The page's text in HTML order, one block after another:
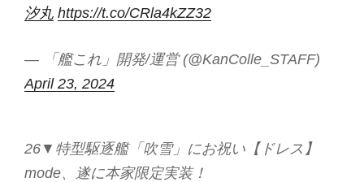
汐丸 https://t.co/CRla4kZZ32
— 「艦これ」開発/運営 (@KanColle_STAFF)
April 23, 2024
26▼特型駆逐艦「吹雪」にお祝い【ドレス】
mode、遂に本家限定実装！